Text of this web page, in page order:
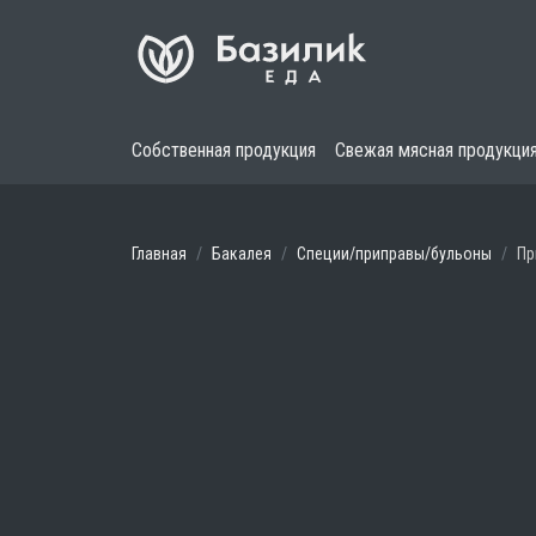
Собственная продукция Свежая мясная продукция
Главная Бакалея Специи/приправы/бульоны